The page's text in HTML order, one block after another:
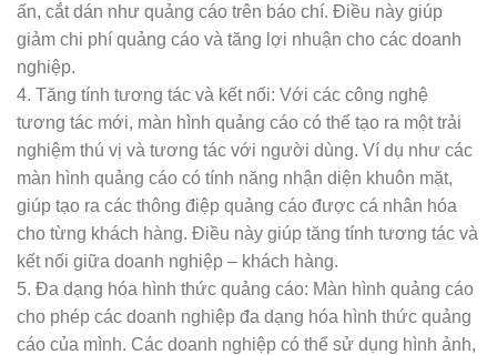
ấn, cắt dán như quảng cáo trên báo chí. Điều này giúp
giảm chi phí quảng cáo và tăng lợi nhuận cho các doanh
nghiệp.
4. Tăng tính tương tác và kết nối: Với các công nghệ
tương tác mới, màn hình quảng cáo có thể tạo ra một trải
nghiệm thú vị và tương tác với người dùng. Ví dụ như các
màn hình quảng cáo có tính năng nhận diện khuôn mặt,
giúp tạo ra các thông điệp quảng cáo được cá nhân hóa
cho từng khách hàng. Điều này giúp tăng tính tương tác và
kết nối giữa doanh nghiệp – khách hàng.
5. Đa dạng hóa hình thức quảng cáo: Màn hình quảng cáo
cho phép các doanh nghiệp đa dạng hóa hình thức quảng
cáo của mình. Các doanh nghiệp có thể sử dụng hình ảnh,